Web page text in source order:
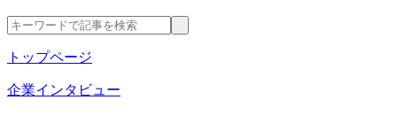
トップページ
企業インタビュー